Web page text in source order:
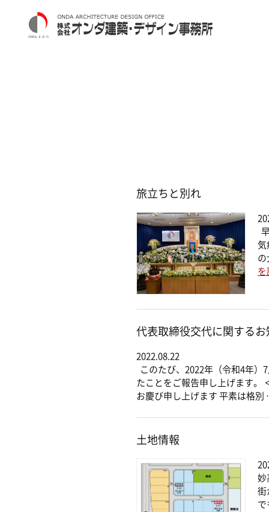
旅立ちと別れ
気
の
代表取締役交代に関するお
2022.08.22
このたび、2022年（令和4年）
たことをご報告申し上げます
お慶び申し上げます 平素は格
土地情報
妙
街
で